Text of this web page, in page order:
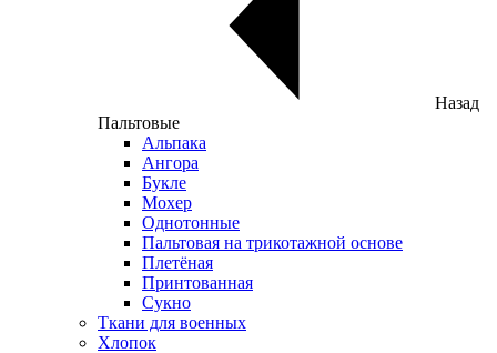
Назад
Пальтовые
Альпака
Ангора
Букле
Мохер
Однотонные
Пальтовая на трикотажной основе
Плетёная
Принтованная
Сукно
Ткани для военных
Хлопок